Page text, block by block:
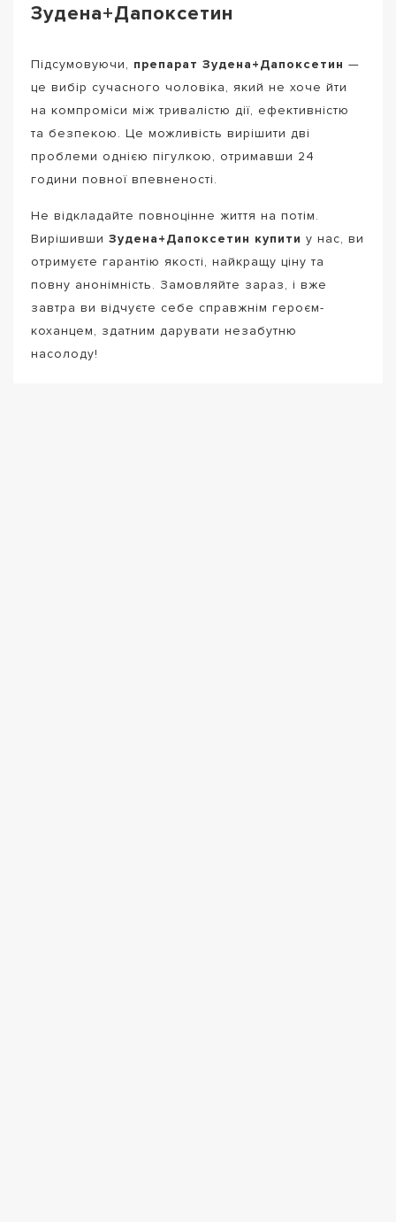
Зудена+Дапоксетин
Підсумовуючи, препарат Зудена+Дапоксетин —
це вибір сучасного чоловіка, який не хоче йти
на компроміси між тривалістю дії, ефективністю
та безпекою. Це можливість вирішити дві
проблеми однією пігулкою, отримавши 24
години повної впевненості.
Не відкладайте повноцінне життя на потім.
Вирішивши Зудена+Дапоксетин купити у нас, ви
отримуєте гарантію якості, найкращу ціну та
повну анонімність. Замовляйте зараз, і вже
завтра ви відчуєте себе справжнім героєм-
коханцем, здатним дарувати незабутню
насолоду!